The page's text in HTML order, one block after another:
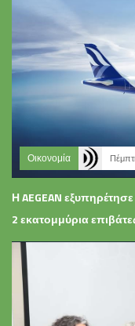
Οικονομία
Η AEGEAN
2 εκατομμύρια